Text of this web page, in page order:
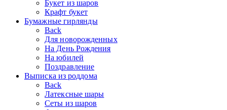
Букет из шаров
Крафт букет
Бумажные гирлянды
Back
Для новорожденных
На День Рождения
На юбилей
Поздравление
Выписка из роддома
Back
Латексные шары
Сеты из шаров